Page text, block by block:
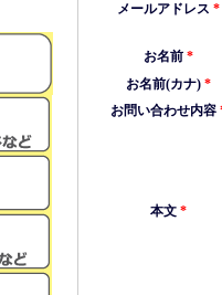
メールアドレス *
お名前*
お名前(カナ)*
お問い合わせ内容
本文*